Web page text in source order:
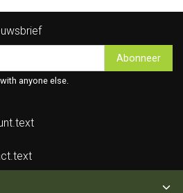
Abonneer
anyone else.